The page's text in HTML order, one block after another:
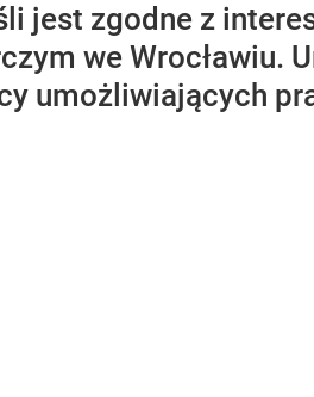
jest zgodne z
we Wrocławiu.
umożliwiających